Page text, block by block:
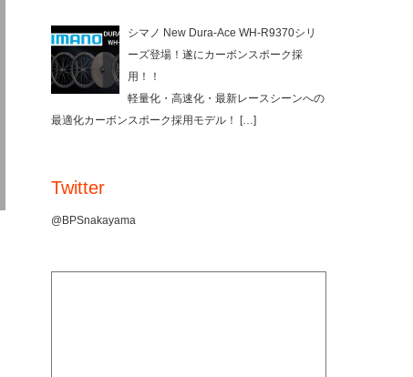
シマノ New Dura-Ace WH-R9370シリ
ーズ登場！遂にカーボンスポーク採
用！！
軽量化・高速化・最新レースシーンへの
最適化カーボンスポーク採用モデル！
[…]
Twitter
@BPSnakayama